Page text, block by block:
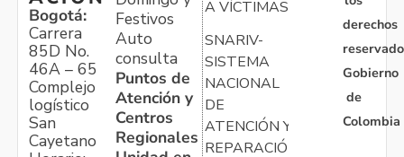
Bogotá:
Carrera
85D No.
46A – 65
Complejo
logístico
San
Cayetano
Festivos
Auto
consulta
Puntos de
Atención y
Centros
Regionales
A VÍCTIMAS
SNARIV-
SISTEMA
NACIONAL
DE
ATENCIÓN Y
REPARACIÓN
derechos
Gobierno
de
Colombia